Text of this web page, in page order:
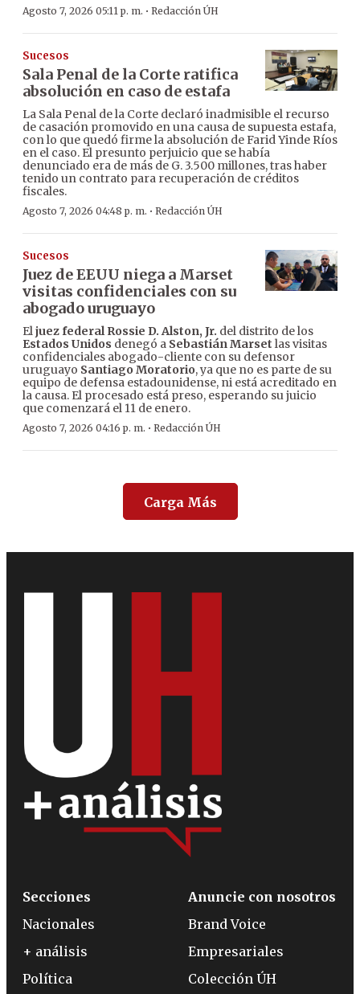
Agosto 7, 2026 05:11 p. m. · Redacción ÚH
Sucesos
Sala Penal de la Corte ratifica
absolución en caso de estafa
La Sala Penal de la Corte declaró inadmisible el recurso
de casación promovido en una causa de supuesta estafa,
con lo que quedó firme la absolución de Farid Yinde Ríos
en el caso. El presunto perjuicio que se había
denunciado era de más de G. 3.500 millones, tras haber
tenido un contrato para recuperación de créditos
fiscales.
Agosto 7, 2026 04:48 p. m. · Redacción ÚH
Sucesos
Juez de EEUU niega a Marset
visitas confidenciales con su
abogado uruguayo
Eljuez federal Rossie D. Alston, Jr. del distrito de los
Estados Unidos denegó a Sebastián Marset las visitas
confidenciales abogado-cliente con su defensor
uruguayo Santiago Moratorio, ya que no es parte de su
equipo de defensa estadounidense, ni está acreditado en
la causa. El procesado está preso, esperando su juicio
que comenzará el 11 de enero.
Agosto 7, 2026 04:16 p. m. · Redacción ÚH
Carga Más
Secciones
Nacionales
+ análisis
Política
Anuncie con nosotros
Brand Voice
Empresariales
Colección ÚH